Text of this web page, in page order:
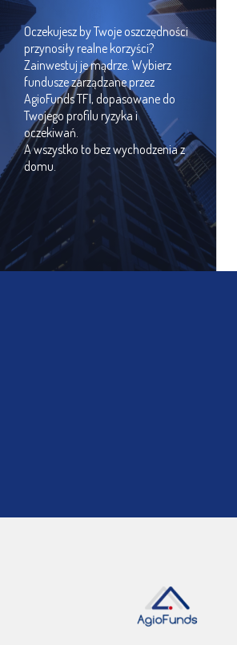
Oczekujesz by Twoje oszczędności
przynosiły realne korzyści?
Zainwestuj je mądrze. Wybierz
fundusze zarządzane przez
AgioFunds TFI, dopasowane do
Twojego profilu ryzyka i
oczekiwań.
A wszystko to bez wychodzenia z
domu.